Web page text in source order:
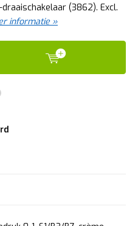
(3862). Excl.
informatie »